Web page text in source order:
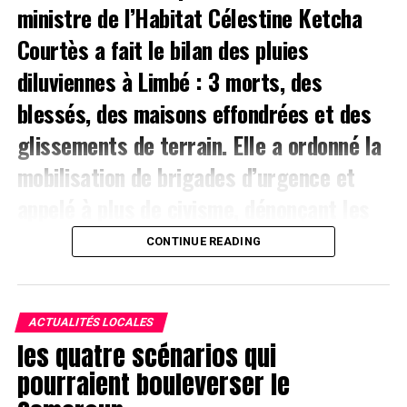
ministre de l’Habitat Célestine Ketcha
Courtès a fait le bilan des pluies
diluviennes à Limbé : 3 morts, des
blessés, des maisons effondrées et des
glissements de terrain. Elle a ordonné la
mobilisation de brigades d’urgence et
dépôts d’ordures et l’occupation des
Le Gouvernement est à pied d’œuvre après les
intempéries meurtrières qui ont frappé Limbé. Dans un
communiqué signé le 5 août 2026, la ministre de
l’Habitat et du Développement urbain, Célestine Ketcha
Courtès, dresse un bilan provisoire lourd : de graves
CONTINUE READING
ACTUALITÉS LOCALES
les quatre scénarios qui
pourraient bouleverser le